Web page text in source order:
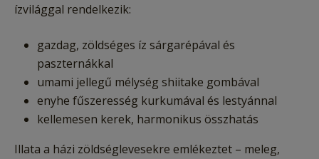
ízvilággal rendelkezik:
gazdag, zöldséges íz sárgarépával és
paszternákkal
umami jellegű mélység shiitake gombával
enyhe fűszeresség kurkumával és lestyánnal
kellemesen kerek, harmonikus összhatás
Illata a házi zöldséglevesekre emlékeztet – meleg,